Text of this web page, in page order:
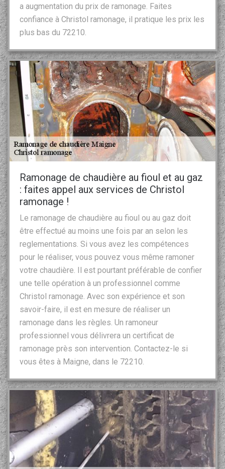
a augmentation du prix de ramonage. Faites
confiance à Christol ramonage, il pratique les prix les
plus bas du 72210.
Ramonage de chaudière au fioul et au gaz
: faites appel aux services de Christol
ramonage !
Le ramonage de chaudière au fioul ou au gaz doit
être effectué au moins une fois par an selon les
reglementations. Si vous avez les compétences
pour le réaliser, vous pouvez vous même ramoner
votre chaudière. Il est pourtant préférable de confier
une telle opération à un professionnel comme
Christol ramonage. Avec son expérience et son
savoir-faire, il est en mesure de réaliser un
ramonage dans les règles. Un ramoneur
professionnel vous délivrera un certificat de
ramonage près son intervention. Contactez-le si
vous êtes à Maigne, dans le 72210.